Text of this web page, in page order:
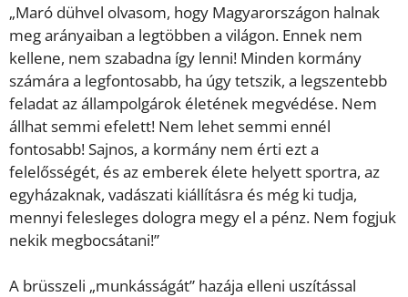
„Maró dühvel olvasom, hogy Magyarországon halnak
meg arányaiban a legtöbben a világon. Ennek nem
kellene, nem szabadna így lenni! Minden kormány
számára a legfontosabb, ha úgy tetszik, a legszentebb
feladat az állampolgárok életének megvédése. Nem
állhat semmi efelett! Nem lehet semmi ennél
fontosabb! Sajnos, a kormány nem érti ezt a
felelősségét, és az emberek élete helyett sportra, az
egyházaknak, vadászati kiállításra és még ki tudja,
mennyi felesleges dologra megy el a pénz. Nem fogjuk
nekik megbocsátani!”
A brüsszeli „munkásságát” hazája elleni uszítással